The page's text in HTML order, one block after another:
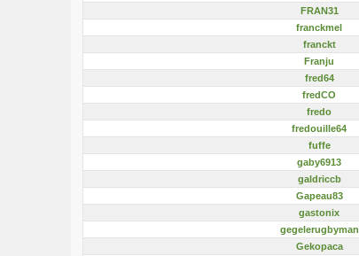
FRAN31
franckmel
franckt
Franju
fred64
fredCO
fredo
fredouille64
fuffe
gaby6913
galdriccb
Gapeau83
gastonix
gegelerugbyman
Gekopaca